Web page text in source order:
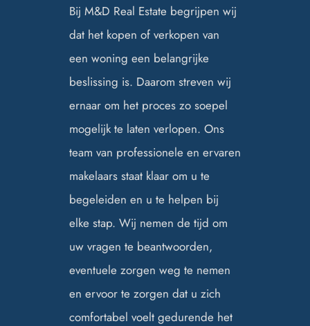
Bij M&D Real Estate begrijpen wij
dat het kopen of verkopen van
een woning een belangrijke
beslissing is. Daarom streven wij
ernaar om het proces zo soepel
mogelijk te laten verlopen. Ons
team van professionele en ervaren
makelaars staat klaar om u te
begeleiden en u te helpen bij
elke stap. Wij nemen de tijd om
uw vragen te beantwoorden,
eventuele zorgen weg te nemen
en ervoor te zorgen dat u zich
comfortabel voelt gedurende het